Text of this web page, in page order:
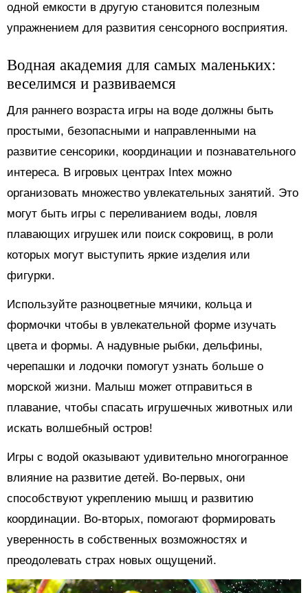
одной емкости в другую становится полезным
упражнением для развития сенсорного восприятия.
Водная академия для самых маленьких:
веселимся и развиваемся
Для раннего возраста игры на воде должны быть
простыми, безопасными и направленными на
развитие сенсорики, координации и познавательного
интереса. В игровых центрах Intex можно
организовать множество увлекательных занятий. Это
могут быть игры с переливанием воды, ловля
плавающих игрушек или поиск сокровищ, в роли
которых могут выступить яркие изделия или
фигурки.
Используйте разноцветные мячики, кольца и
формочки чтобы в увлекательной форме изучать
цвета и формы. А надувные рыбки, дельфины,
черепашки и лодочки помогут узнать больше о
морской жизни. Малыш может отправиться в
плавание, чтобы спасать игрушечных животных или
искать волшебный остров!
Игры с водой оказывают удивительно многогранное
влияние на развитие детей. Во-первых, они
способствуют укреплению мышц и развитию
координации. Во-вторых, помогают формировать
уверенность в собственных возможностях и
преодолевать страх новых ощущений.